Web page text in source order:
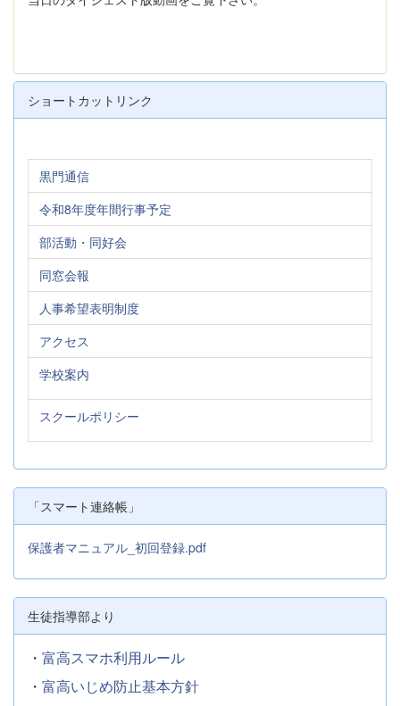
ショートカットリンク
黒門通信
令和8年度年間行事予定
部活動・同好会
同窓会報
人事希望表明制度
アクセス
学校案内
スクールポリシー
「スマート連絡帳」
保護者マニュアル_初回登録.pdf
生徒指導部より
・ 富高スマホ利用ルール
・ 富高いじめ防止基本方針